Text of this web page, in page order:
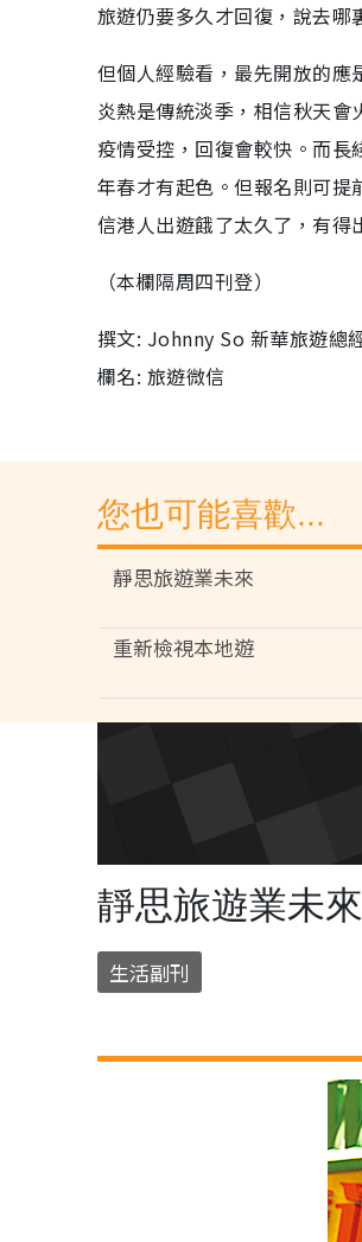
旅遊仍要多久才回復，說去哪
但個人經驗看，最先開放的
炎熱是傳統淡季，相信秋天
疫情受控，回復會較快。而
年春才有起色。但報名則可提
信港人出遊餓了太久了，有得
（本欄隔周四刊登）
撰文: Johnny So 新華旅遊總
欄名: 旅遊微信
您也可能喜歡...
靜思旅遊業未來
重新檢視本地遊
靜思旅遊業未來
生活副刊